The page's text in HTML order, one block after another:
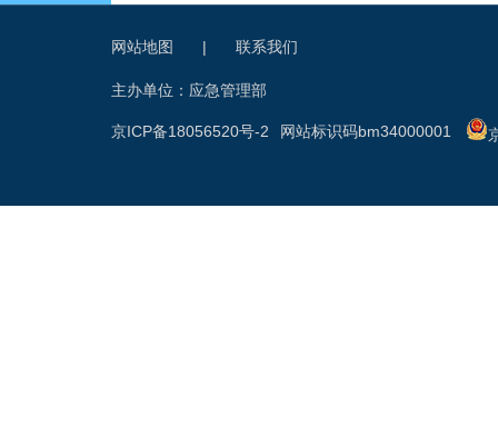
网站地图 | 联系我们
主办单位：应急管理部
网站标识码bm34000001
京ICP备18056520号-2